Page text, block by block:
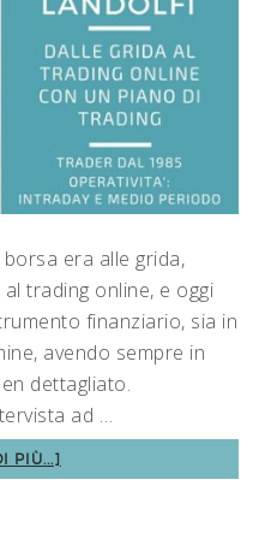
era alle grida,
trading online, e oggi
finanziario, sia in
avendo sempre in
dettagliato.
ad …
PIÙ...]